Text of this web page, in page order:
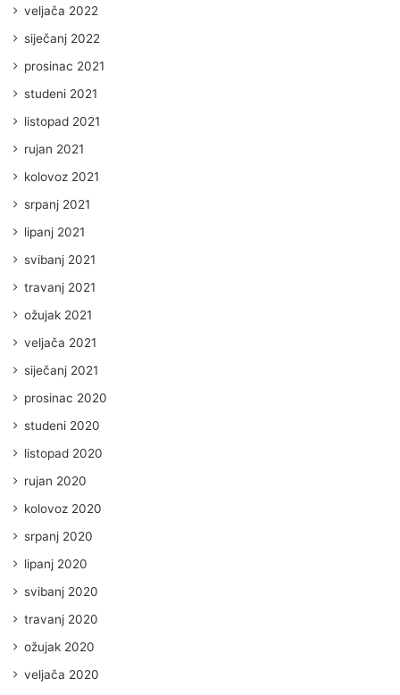
veljača 2022
siječanj 2022
prosinac 2021
studeni 2021
listopad 2021
rujan 2021
kolovoz 2021
srpanj 2021
lipanj 2021
svibanj 2021
travanj 2021
ožujak 2021
veljača 2021
siječanj 2021
prosinac 2020
studeni 2020
listopad 2020
rujan 2020
kolovoz 2020
srpanj 2020
lipanj 2020
svibanj 2020
travanj 2020
ožujak 2020
veljača 2020